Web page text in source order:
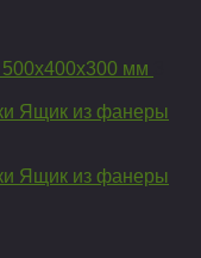
мм
Ящик из фанеры
Ящик из фанеры